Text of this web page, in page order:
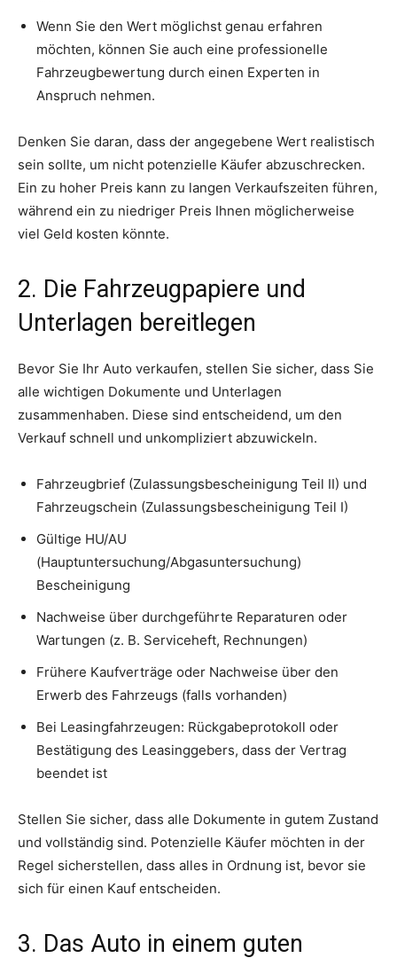
Wenn Sie den Wert möglichst genau erfahren
möchten, können Sie auch eine professionelle
Fahrzeugbewertung durch einen Experten in
Anspruch nehmen.
Denken Sie daran, dass der angegebene Wert realistisch
sein sollte, um nicht potenzielle Käufer abzuschrecken.
Ein zu hoher Preis kann zu langen Verkaufszeiten führen,
während ein zu niedriger Preis Ihnen möglicherweise
viel Geld kosten könnte.
2. Die Fahrzeugpapiere und
Unterlagen bereitlegen
Bevor Sie Ihr Auto verkaufen, stellen Sie sicher, dass Sie
alle wichtigen Dokumente und Unterlagen
zusammenhaben. Diese sind entscheidend, um den
Verkauf schnell und unkompliziert abzuwickeln.
Fahrzeugbrief (Zulassungsbescheinigung Teil II) und
Fahrzeugschein (Zulassungsbescheinigung Teil I)
Gültige HU/AU
(Hauptuntersuchung/Abgasuntersuchung)
Bescheinigung
Nachweise über durchgeführte Reparaturen oder
Wartungen (z. B. Serviceheft, Rechnungen)
Frühere Kaufverträge oder Nachweise über den
Erwerb des Fahrzeugs (falls vorhanden)
Bei Leasingfahrzeugen: Rückgabeprotokoll oder
Bestätigung des Leasinggebers, dass der Vertrag
beendet ist
Stellen Sie sicher, dass alle Dokumente in gutem Zustand
und vollständig sind. Potenzielle Käufer möchten in der
Regel sicherstellen, dass alles in Ordnung ist, bevor sie
sich für einen Kauf entscheiden.
3. Das Auto in einem guten